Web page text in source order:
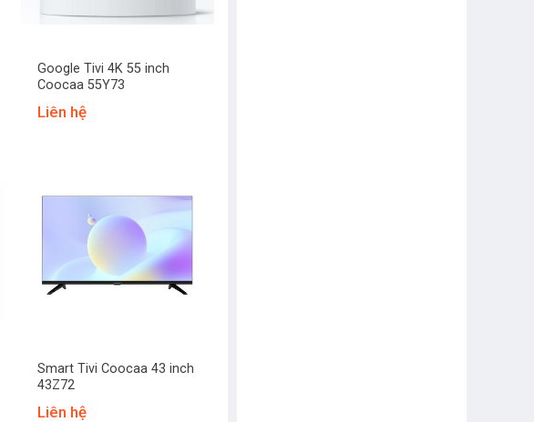
Google Tivi 4K 55 inch
Coocaa 55Y73
Liên hệ
Smart Tivi Coocaa 43 inch
43Z72
Liên hệ